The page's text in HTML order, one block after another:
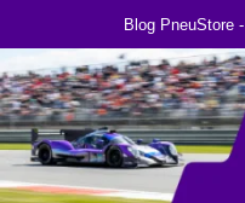
Blog PneuStore